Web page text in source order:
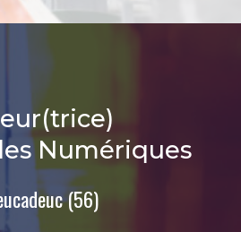
Numériques
(56)